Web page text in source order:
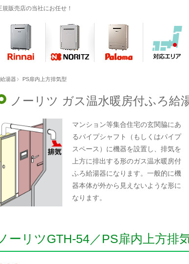
販売店の当社にお任せ！
湯器 PS扉内上方排気型
ノーリツ ガス温水暖房付ふろ給
マンション等集合住宅の玄関脇にあ
るパイプシャフト（もしくはパイプ
スペース）に機器を設置し、排気を
上方に排出する形のガス温水暖房付
ふろ給湯器になります。一般的に機
器本体が外から見えないような形に
なります。
ノーリツGTH-54／PS扉内上方排